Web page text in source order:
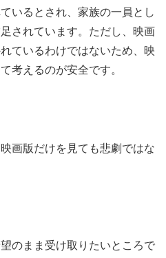
いるとされ、家族の一員とし
されています。ただし、映画
ているわけではないため、映
考えるのが安全です。
画版だけを見ても悲劇ではな
のまま受け取りたいところで